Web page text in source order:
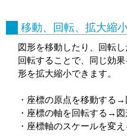
移動、回転、拡大縮
図形を移動したり、回転
回転することで、同じ効
形を拡大縮小できます。
・座標の原点を移動する
・座標の軸を回転する→
・座標軸のスケールを変